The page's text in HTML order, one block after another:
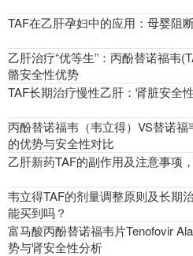
TAF在乙肝孕妇中的应用：母婴阻
乙肝治疗“优等生”：丙酚替诺福韦
骼安全性优势
TAF长期治疗慢性乙肝：肾脏安全
丙酚替诺福韦（韦立得）VS替诺
的优势与安全性对比
乙肝新药TAF的副作用及注意事项
韦立得TAF的剂量调整原则及长期
能买到吗？
富马酸丙酚替诺福韦片Tenofovir
势与肾安全性分析